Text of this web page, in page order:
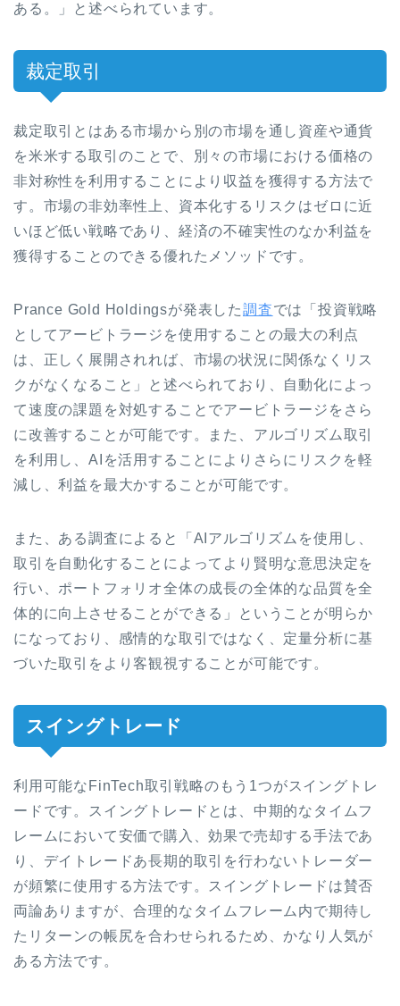
ある。」と述べられています。
裁定取引
裁定取引とはある市場から別の市場を通し資産や通貨
を米米する取引のことで、別々の市場における価格の
非対称性を利用することにより収益を獲得する方法で
す。市場の非効率性上、資本化するリスクはゼロに近
いほど低い戦略であり、経済の不確実性のなか利益を
獲得することのできる優れたメソッドです。
Prance Gold Holdingsが発表した調査では「投資戦略
としてアービトラージを使用することの最大の利点
は、正しく展開されれば、市場の状況に関係なくリス
クがなくなること」と述べられており、自動化によっ
て速度の課題を対処することでアービトラージをさら
に改善することが可能です。また、アルゴリズム取引
を利用し、AIを活用することによりさらにリスクを軽
減し、利益を最大かすることが可能です。
また、ある調査によると「 AIアルゴリズムを使用し、
取引を自動化することによってより賢明な意思決定を
行い、ポートフォリオ全体の成長の全体的な品質を全
体的に向上させることができる」ということが明らか
になっており、感情的な取引ではなく、定量分析に基
づいた取引をより客観視することが可能です。
スイングトレード
利用可能なFinTech取引戦略のもう1つがスイングトレ
ードです。スイングトレードとは、中期的なタイムフ
レームにおいて安価で購入、効果で売却する手法であ
り、デイトレードあ長期的取引を行わないトレーダー
が頻繁に使用する方法です。スイングトレードは賛否
両論ありますが、合理的なタイムフレーム内で期待し
たリターンの帳尻を合わせられるため、かなり人気が
ある方法です。